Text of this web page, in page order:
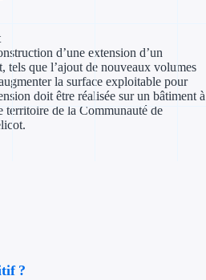
Aides Région
Aides Région
d’une extension d’un
tels que l’ajout de nouveaux volumes
la surface exploitable pour
doit être réalisée sur un bâtiment à
territoire de la Communauté de
?